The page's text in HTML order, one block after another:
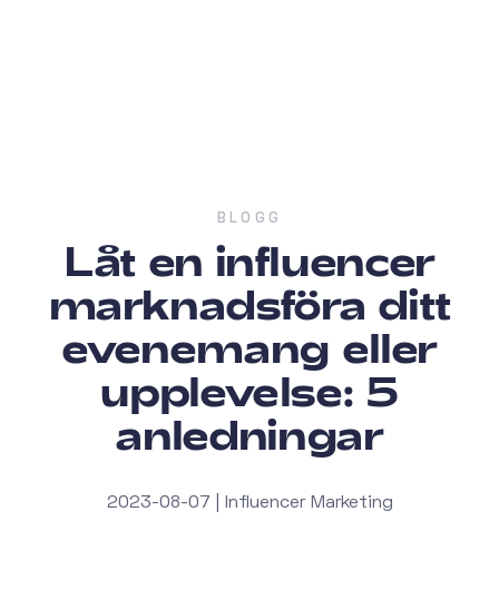
BLOGG
Låt en influencer
marknadsföra ditt
evenemang eller
upplevelse: 5
anledningar
2023-08-07 | Influencer Marketing